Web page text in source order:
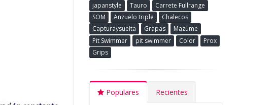
japanstyle
Tauro
Carrete Fullrange
SOM
Anzuelo triple
Chalecos
Capturaysuelta
Grapas
Mazume
Pit Swimmer
pit swimmer Color
Prox
Grips
Populares Recientes